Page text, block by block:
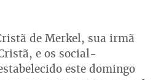
de Merkel, sua irmã
e os social-
este domingo